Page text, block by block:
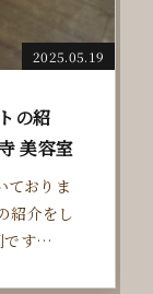
2025.05.19
の紹
美容室
ておりま
紹介をし
です…